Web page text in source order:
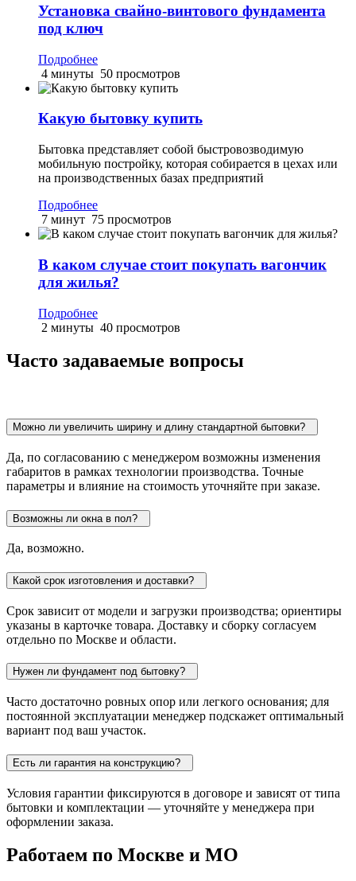
Установка свайно-винтового фундамента
под ключ
Подробнее
4 минуты 50 просмотров
Какую бытовку купить
Бытовка представляет собой быстровозводимую
мобильную постройку, которая собирается в цехах или
на производственных базах предприятий
Подробнее
7 минут 75 просмотров
В каком случае стоит покупать вагончик
для жилья?
Подробнее
2 минуты 40 просмотров
Часто задаваемые вопросы
Можно ли увеличить ширину и длину стандартной бытовки?
Да, по согласованию с менеджером возможны изменения
габаритов в рамках технологии производства. Точные
параметры и влияние на стоимость уточняйте при заказе.
Возможны ли окна в пол?
Да, возможно.
Какой срок изготовления и доставки?
Срок зависит от модели и загрузки производства; ориентиры
указаны в карточке товара. Доставку и сборку согласуем
отдельно по Москве и области.
Нужен ли фундамент под бытовку?
Часто достаточно ровных опор или легкого основания; для
постоянной эксплуатации менеджер подскажет оптимальный
вариант под ваш участок.
Есть ли гарантия на конструкцию?
Условия гарантии фиксируются в договоре и зависят от типа
бытовки и комплектации — уточняйте у менеджера при
оформлении заказа.
Работаем по Москве и МО